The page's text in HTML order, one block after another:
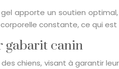
apporte un soutien
constante, ce qui
gabarit canin
chiens, visant à garantir